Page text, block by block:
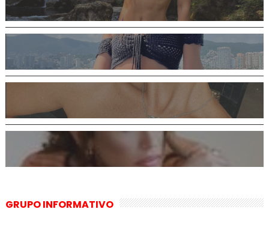
GRUPO INFORMATIVO